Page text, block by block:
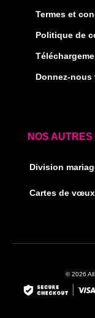
Termes et
Politique de
Donnez-
NOS
Division
Cartes de vœux
© 2026 All